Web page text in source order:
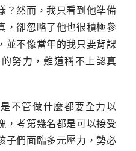
？然而，我只看到他準備
，卻忽略了他也很積極參
並不像當年的我只要背課
努力，難道稱不上認真
不管做什麼都要全力以
，考第幾名都是可以接受
子們面臨多元壓力，勢必